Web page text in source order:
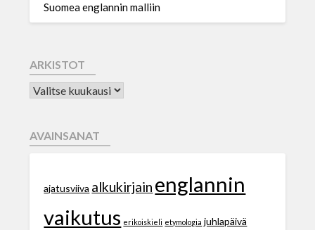
Suomea englannin malliin
ARKISTOT
AVAINSANAT
ajatusviiva alkukirjain englannin
vaikutus erikoiskieli etymologia juhlapäivä